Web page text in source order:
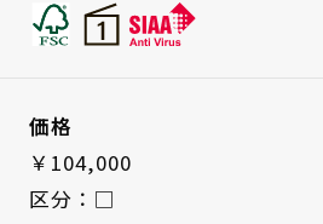
価格
￥104,000
区分：□